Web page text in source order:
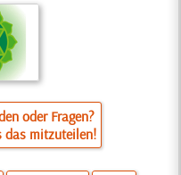
oder Fragen?
das mitzuteilen!